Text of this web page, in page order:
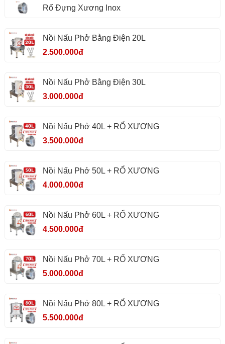
Rổ Đựng Xương Inox
Nồi Nấu Phở Bằng Điện 20L
2.500.000đ
Nồi Nấu Phở Bằng Điện 30L
3.000.000đ
Nồi Nấu Phở 40L + RỔ XƯƠNG
3.500.000đ
Nồi Nấu Phở 50L + RỔ XƯƠNG
4.000.000đ
Nồi Nấu Phở 60L + RỔ XƯƠNG
4.500.000đ
Nồi Nấu Phở 70L + RỔ XƯƠNG
5.000.000đ
Nồi Nấu Phở 80L + RỔ XƯƠNG
5.500.000đ